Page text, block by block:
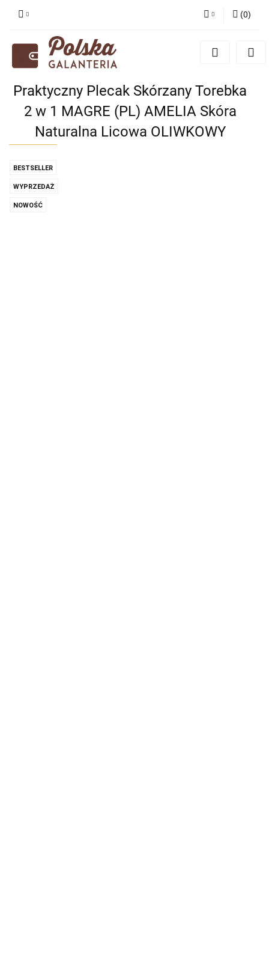
Zaloguj się
Zgody cookies
(0)
Praktyczny Plecak Skórzany Torebka
2 w 1 MAGRE (PL) AMELIA Skóra
Naturalna Licowa OLIWKOWY
BESTSELLER
WYPRZEDAŻ
NOWOŚĆ